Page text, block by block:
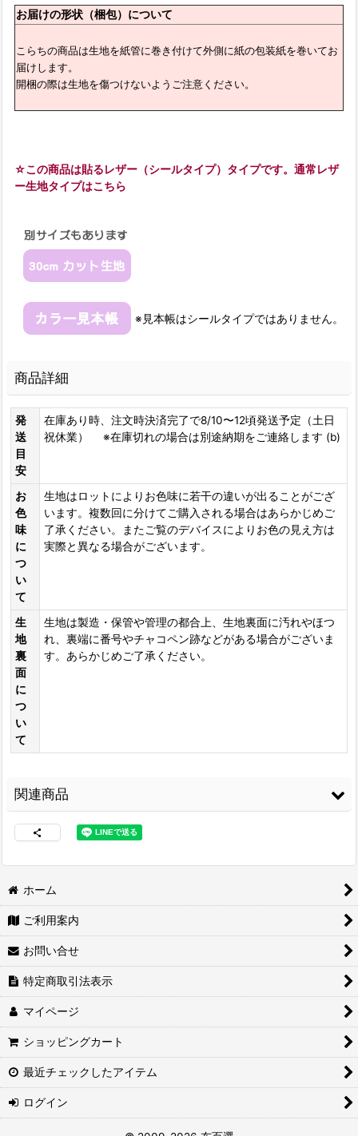
お届けの形状（梱包）について
こらちの商品は生地を紙管に巻き付けて外側に紙の包装紙を巻いてお
届けします。
開梱の際は生地を傷つけないようご注意ください。
☆この商品は貼るレザー（シールタイプ）タイプです。通常レザ
ー生地タイプはこちら
※見本帳はシールタイプではありません。
商品詳細
発
送
目
安
在庫あり時、注文時決済完了で8/10〜12頃発送予定（土日
祝休業） ※在庫切れの場合は別途納期をご連絡します (b)
お
色
味
に
つ
い
て
生地はロットによりお色味に若干の違いが出ることがござ
います。複数回に分けてご購入される場合はあらかじめご
了承ください。またご覧のデバイスによりお色の見え方は
実際と異なる場合がございます。
生
地
裏
面
に
つ
い
て
生地は製造・保管や管理の都合上、生地裏面に汚れやほつ
れ、裏端に番号やチャコペン跡などがある場合がございま
す。あらかじめご了承ください。
関連商品
両面接着シート [WS-
100]
2,460円(税込)
合皮レザー生地【難
ホーム
ご利用案内
お問い合せ
特定商取引法表示
マイページ
ショッピングカート
最近チェックしたアイテム
ログイン